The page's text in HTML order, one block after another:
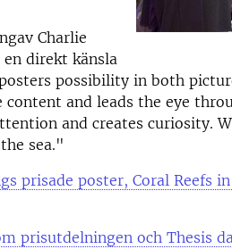
Charlie
direkt känsla
possibility in both
and leads the eye
and creates curiosity.
sea."
prisade poster, Coral Reefs
prisutdelningen och Thesis